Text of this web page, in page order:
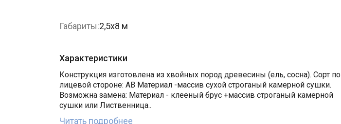
Габариты:2,5х8 м
Характеристики
Конструкция изготовлена из хвойных пород древесины (ель, сосна). Сорт по
лицевой стороне: АВ Материал -массив сухой строганый камерной сушки.
Возможна замена: Материал - клееный брус +массив строганый камерной
сушки или Лиственница..
Читать подробнее